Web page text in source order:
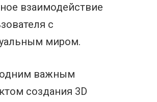
взаимодействие
с
миром.
важным
создания 3D